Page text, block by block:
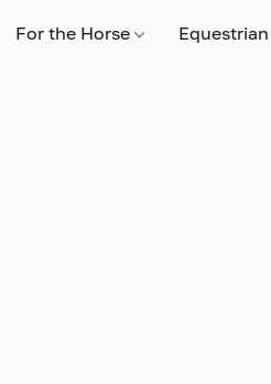
For the Horse Equestrian